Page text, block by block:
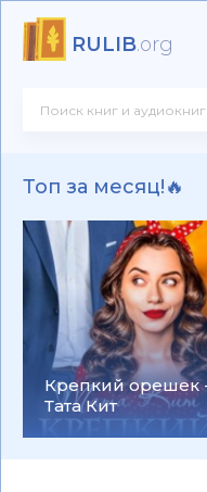
RULIB.org
Топ за месяц!🔥
Крепкий орешек
Тата Кит